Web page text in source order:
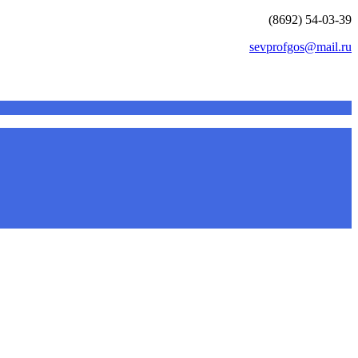
(8692) 54-03-39
sevprofgos@mail.ru